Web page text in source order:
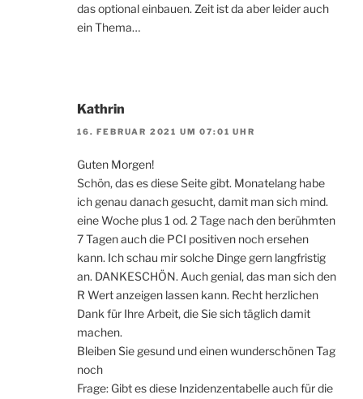
das optional einbauen. Zeit ist da aber leider auch
ein Thema…
Kathrin
16. FEBRUAR 2021 UM 07:01 UHR
Guten Morgen!
Schön, das es diese Seite gibt. Monatelang habe
ich genau danach gesucht, damit man sich mind.
eine Woche plus 1 od. 2 Tage nach den berühmten
7 Tagen auch die PCI positiven noch ersehen
kann. Ich schau mir solche Dinge gern langfristig
an. DANKESCHÖN. Auch genial, das man sich den
R Wert anzeigen lassen kann. Recht herzlichen
Dank für Ihre Arbeit, die Sie sich täglich damit
machen.
Bleiben Sie gesund und einen wunderschönen Tag
noch
Frage: Gibt es diese Inzidenzentabelle auch für die